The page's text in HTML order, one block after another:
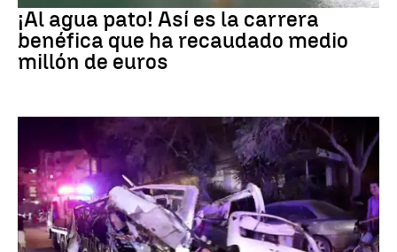
¡Al agua pato! Así es la carrera
benéfica que ha recaudado medio
millón de euros